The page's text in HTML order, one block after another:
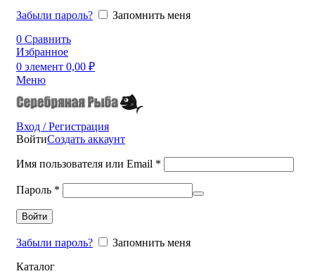
Забыли пароль?
Запомнить меня
0 Сравнить
Избранное
0 элемент 0,00 ₽
Меню
Вход / Регистрация
ВойтиСоздать аккаунт
Имя пользователя или Email *
Пароль *
Войти
Забыли пароль?
Запомнить меня
Каталог